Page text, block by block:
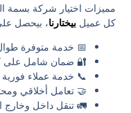
مميزات اختيار شركة بسمة الخليج
كل عميلبيختارنا، بيحصل على
📅 خدمة متوفرة طوال
🔐 ضمان شامل على
📞 خدمة عملاء فورية ومتاحة
🤝 تعامل أخلاقي
🚛 تنقل داخل وخارج